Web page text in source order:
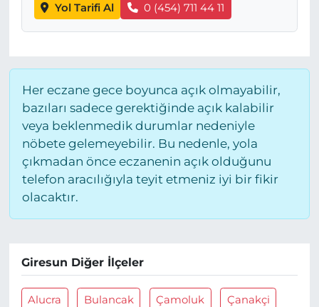
Yol Tarifi Al 0 (454) 711 44 11
Her eczane gece boyunca açık olmayabilir,
bazıları sadece gerektiğinde açık kalabilir
veya beklenmedik durumlar nedeniyle
nöbete gelemeyebilir. Bu nedenle, yola
çıkmadan önce eczanenin açık olduğunu
telefon aracılığıyla teyit etmeniz iyi bir fikir
olacaktır.
Giresun Diğer İlçeler
Alucra Bulancak Çamoluk Çanakçi